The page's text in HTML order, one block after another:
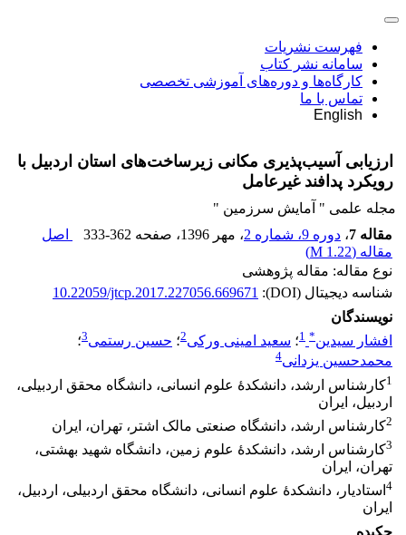
فهرست نشریات
سامانه نشر کتاب
کارگاه‌ها و دوره‌های آموزشی تخصصی
تماس با ما
English
ارزیابی آسیب‌پذیری مکانی زیرساخت‌‌های استان اردبیل با
رویکرد پدافند غیرعامل
مجله علمی " آمایش سرزمین "
مقاله 7
، دوره 9، شماره 2 ، مهر 1396 ، صفحه 333-362
اصل
مقاله (1.22 M
)
نوع مقاله: مقاله پژوهشی
شناسه دیجیتال (DOI):
10.22059/jtcp.2017.227056.669671
نویسندگان
افشار سیدین*
1؛ سعید امینی ورکی2؛ حسین رستمی3؛
محمدحسین یزدانی4
1کارشناس ارشد، دانشکدۀ علوم انسانی، دانشگاه محقق اردبیلی،
اردبیل، ایران
2کارشناس ارشد، دانشگاه صنعتی مالک اشتر، تهران، ایران
3کارشناس ارشد، دانشکدۀ علوم زمین، دانشگاه شهید بهشتی،
تهران، ایران
4 استادیار، دانشکدۀ علوم انسانی، دانشگاه محقق اردبیلی، اردبیل،
ایران
چکیده